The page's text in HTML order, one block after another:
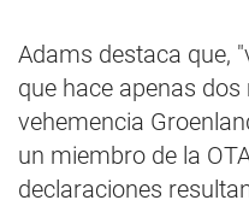
Adams destaca que,
que hace apenas
vehemencia
un miembro de la
declaraciones